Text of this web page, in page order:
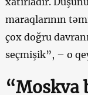
maraqlarının
çox doğru
seçmişik”, – o
“Moskva